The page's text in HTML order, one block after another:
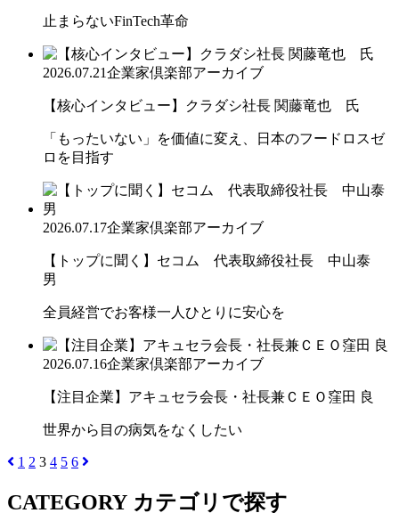
止まらないFinTech革命
2026.07.21企業家倶楽部アーカイブ
【核心インタビュー】クラダシ社長 関藤竜也 氏
「もったいない」を価値に変え、日本のフードロスゼ
ロを目指す
2026.07.17企業家倶楽部アーカイブ
【トップに聞く】セコム 代表取締役社長 中山泰
男
全員経営でお客様一人ひとりに安心を
2026.07.16企業家倶楽部アーカイブ
【注目企業】アキュセラ会長・社長兼ＣＥＯ窪田 良
世界から目の病気をなくしたい
1 2 3 4 5 6
CATEGORY カテゴリで探す